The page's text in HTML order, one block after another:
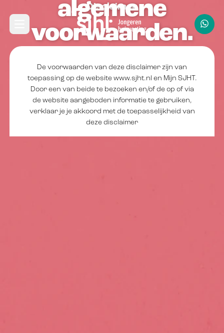
Direct naar hoofdinhoud Navbar
Open hoofdmenu
Disclaimer
algemene
voorwaarden.
De voorwaarden van deze disclaimer zijn van
toepassing op de website www.sjht.nl en Mijn SJHT.
Door een van beide te bezoeken en/of de op of via
de website aangeboden informatie te gebruiken,
verklaar je je akkoord met de toepasselijkheid van
deze disclaimer